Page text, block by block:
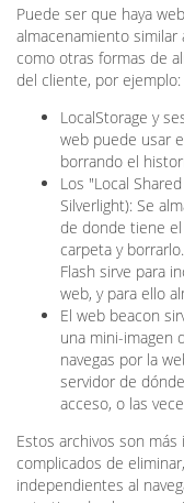
Puede ser que haya
almacenamiento similar
como otras formas de
del cliente, por ejemplo:
LocalStorage y
web puede usar
borrando el
Los "Local
Silverlight): Se
de donde tiene
carpeta y
Flash sirve para
web, y para ello
El web beacon
una mini-imagen
navegas por la
servidor de
acceso, o las
Estos archivos son
complicados de
independientes al